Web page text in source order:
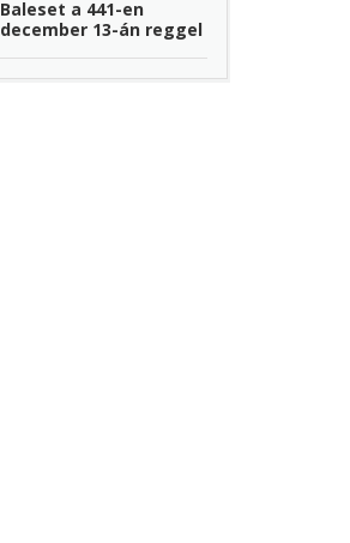
Baleset a 441-en
december 13-án reggel